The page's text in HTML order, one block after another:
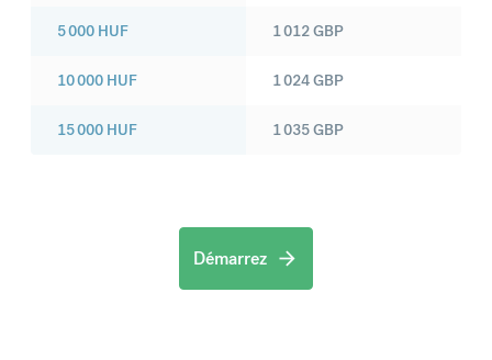
5 000 HUF
10 000 HUF
15 000 HUF
1 012GBP
1 024GBP
1 035GBP
Démarrez